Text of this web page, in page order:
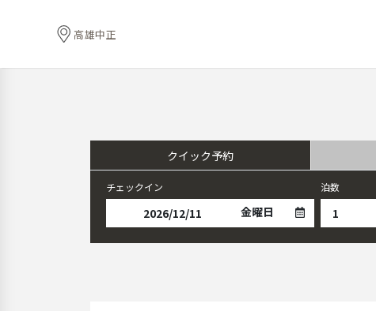
高雄中正
クイック予約
チェックイン
金曜日
泊数